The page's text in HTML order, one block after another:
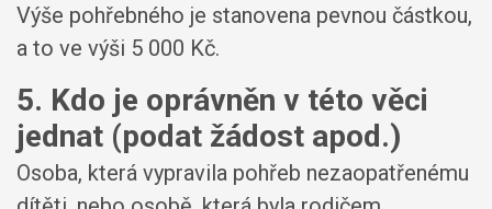
Výše pohřebného je stanovena pevnou částkou,
a to ve výši 5 000 Kč.
5. Kdo je oprávněn v této věci
jednat (podat žádost apod.)
Osoba, která vypravila pohřeb nezaopatřenému